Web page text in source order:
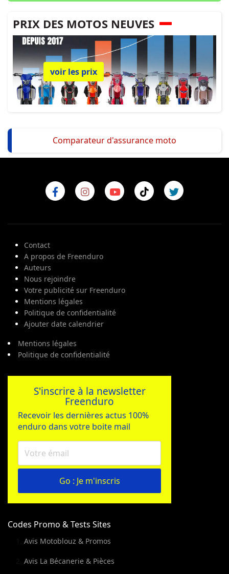
PRIX DES MOTOS NEUVES
voir les prix
Comparateur d'assurance moto
Contact
A propos de Freenduro
Auteurs
Nous rejoindre
Votre publicité sur Freenduro
Mentions légales
Politique de confidentialité
Ajouter date calendrier
Mentions légales
Politique de confidentialité
S'inscrire à la newsletter
Freenduro
Recevoir les dernières actus 100%
enduro dans votre boite mail
Go : Je m'inscris
Codes Promo & Tests Sites
Avis Motoblouz & Promos
Avis La Bécanerie & Pièces